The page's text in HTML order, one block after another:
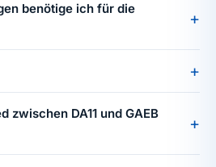
benötige ich für die
zwischen DA11 und GAEB